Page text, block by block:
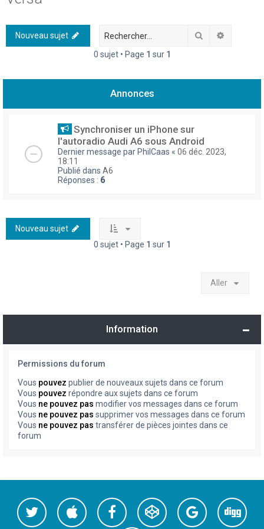
h
r
Nouveau sujet Rechercher
0 sujet • Page 1 sur 1
Annonces
Synchroniser un iPhone sur
l'autoradio Audi A6 sous Android
Dernier message par PhilCaas « 06 déc. 2023,
18:11
Publié dans A6
Réponses : 6
Nouveau sujet
0 sujet • Page 1 sur 1
Aller
Information
Permissions du forum
Vous pouvez publier de nouveaux sujets dans ce forum
Vous pouvez répondre aux sujets dans ce forum
Vous ne pouvez pas modifier vos messages dans ce forum
Vous ne pouvez pas supprimer vos messages dans ce forum
Vous ne pouvez pas transférer de pièces jointes dans ce
forum